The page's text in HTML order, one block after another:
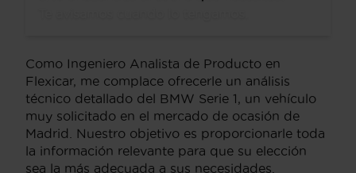
Como Ingeniero Analista de Producto en
Flexicar, me complace ofrecerle un análisis
técnico detallado del BMW Serie 1, un vehículo
muy solicitado en el mercado de ocasión de
Madrid. Nuestro objetivo es proporcionarle toda
la información relevante para que su elección
sea la más adecuada a sus necesidades.